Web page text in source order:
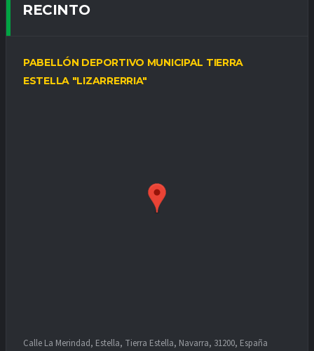
RECINTO
PABELLÓN DEPORTIVO MUNICIPAL TIERRA
ESTELLA "LIZARRERRIA"
Calle La Merindad, Estella, Tierra Estella, Navarra, 31200, España